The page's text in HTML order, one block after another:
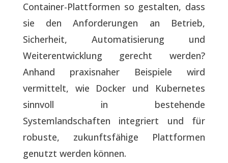
Container-Plattformen so gestalten, dass
sie den Anforderungen an Betrieb,
Sicherheit, Automatisierung und
Weiterentwicklung gerecht werden?
Anhand praxisnaher Beispiele wird
vermittelt, wie Docker und Kubernetes
sinnvoll in bestehende
Systemlandschaften integriert und für
robuste, zukunftsfähige Plattformen
genutzt werden können.